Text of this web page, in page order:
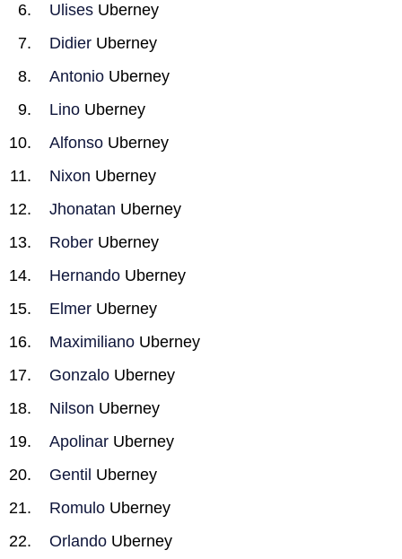
Ulises Uberney
Didier Uberney
Antonio Uberney
Lino Uberney
Alfonso Uberney
Nixon Uberney
Jhonatan Uberney
Rober Uberney
Hernando Uberney
Elmer Uberney
Maximiliano Uberney
Gonzalo Uberney
Nilson Uberney
Apolinar Uberney
Gentil Uberney
Romulo Uberney
Orlando Uberney